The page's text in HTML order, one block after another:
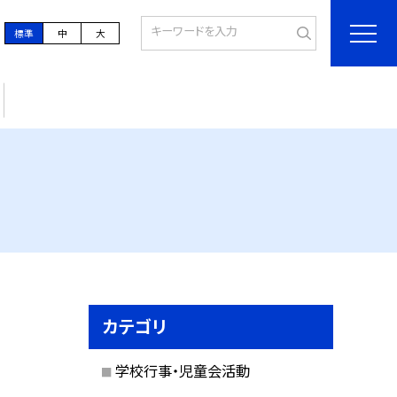
標準 中 大
カテゴリ
学校行事・児童会活動